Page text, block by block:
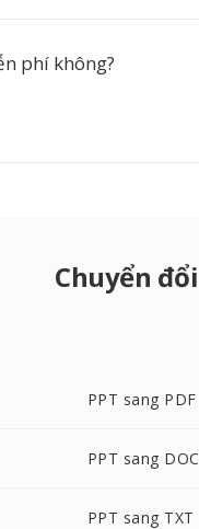
phí không?
Chuyển
PPT sang PDF
PPT sang
PPT sang TXT